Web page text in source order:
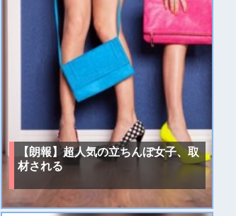
【朗報】超人気の立ちんぼ女子、取
材される